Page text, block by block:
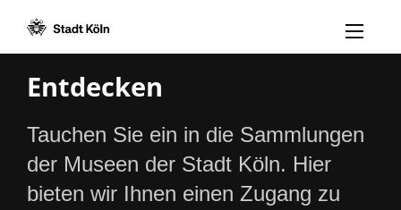
Menü
Entdecken
Tauchen Sie ein in die Sammlungen
der Museen der Stadt Köln. Hier
bieten wir Ihnen einen Zugang zu